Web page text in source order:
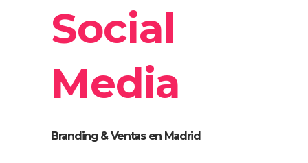
Social
Media
Branding & Ventas en Madrid